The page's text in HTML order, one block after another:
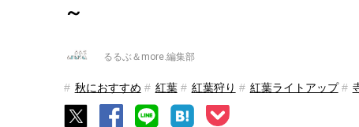
～
るるぶ＆more.編集部
秋におすすめ 紅葉 紅葉狩り 紅葉ライトアップ